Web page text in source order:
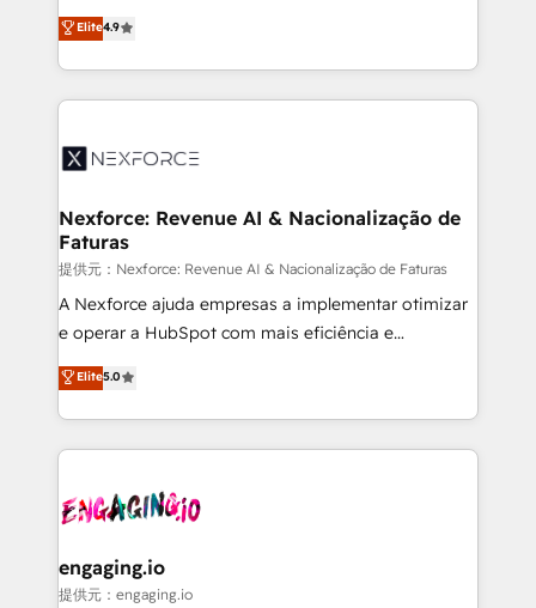
technical know-how and strategic guidance you
need to succeed.
Elite Partner. With 500+ projects across the U.S.,
Brazil, and LATAM, we combine global expertise with
regional experience. Today, we are Brazil’s largest
HubSpot Elite Partner—trusted by companies across
Implementation & Migration Onboarding across all
Station, Freshdesk, Intercom, and more. Custom
objects, automations, and integrations built for
growth. 🚀 AI-Driven GTM Orchestration Unify
HubSpot with LinkedIn, WhatsApp, email, paid
media, and AI voice to drive pipeline. 🤖 AI Custom
prospecting, follow-ups, service triage, and
knowledge retrieval—built in HubSpot. ⚡ Fast-Track
advanced optimization & adoption 📍 São Paulo, BR
• Des Moines, IA • New York, NY
Elite4.9
Nexforce: Revenue AI & Nacionalização de
Faturas
提供元：Nexforce: Revenue AI & Nacionalização de Faturas
A Nexforce ajuda empresas a implementar otimizar
e operar a HubSpot com mais eficiência e
previsibilidade de receita. Combinamos Revenue
Operations (RevOps) e Inteligência Artificial para
estruturar processos integrar sistemas organizar
dados e automatizar operações. O objetivo é
operacional de receita conectando equipes
Também somos distribuidores oficiais da HubSpot
e de mais de 150 softwares globais permitindo
Elite5.0
engaging.io
提供元：engaging.io